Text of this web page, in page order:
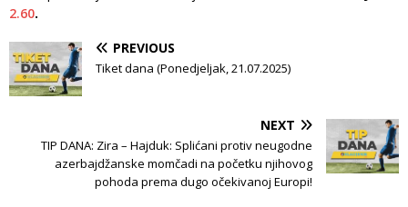
2.60.
PREVIOUS
Tiket dana (Ponedjeljak, 21.07.2025)
NEXT
TIP DANA: Zira – Hajduk: Splićani protiv neugodne
azerbajdžanske momčadi na početku njihovog
pohoda prema dugo očekivanoj Europi!